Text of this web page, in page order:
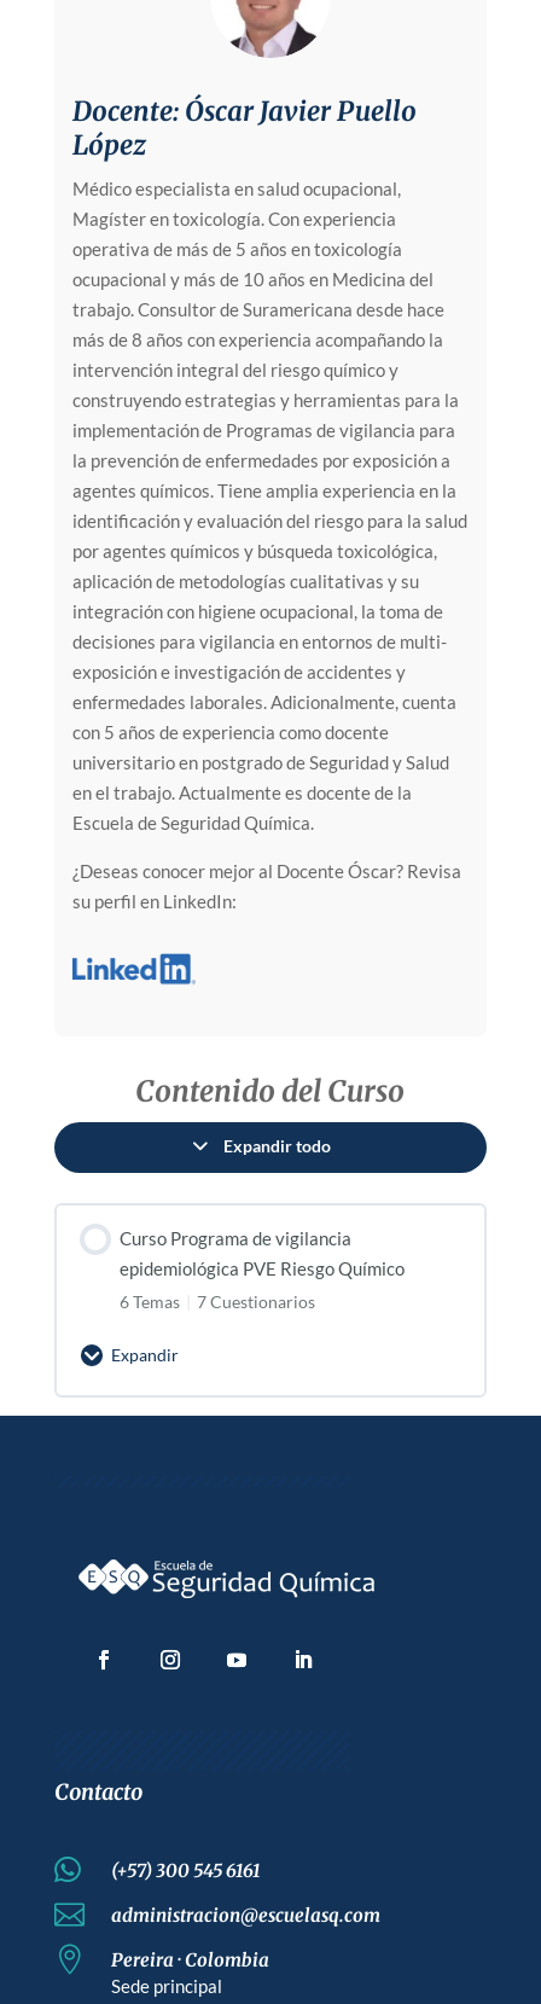
Docente: Óscar Javier Puello
López
Médico especialista en salud ocupacional,
Magíster en toxicología. Con experiencia
operativa de más de 5 años en toxicología
ocupacional y más de 10 años en Medicina del
trabajo. Consultor de Suramericana desde hace
más de 8 años con experiencia acompañando la
intervención integral del riesgo químico y
construyendo estrategias y herramientas para la
implementación de Programas de vigilancia para
la prevención de enfermedades por exposición a
agentes químicos. Tiene amplia experiencia en la
identificación y evaluación del riesgo para la salud
por agentes químicos y búsqueda toxicológica,
aplicación de metodologías cualitativas y su
integración con higiene ocupacional, la toma de
decisiones para vigilancia en entornos de multi-
exposición e investigación de accidentes y
enfermedades laborales. Adicionalmente, cuenta
con 5 años de experiencia como docente
universitario en postgrado de Seguridad y Salud
en el trabajo. Actualmente es docente de la
Escuela de Seguridad Química.
¿Deseas conocer mejor al Docente Óscar? Revisa
su perfil en LinkedIn:
Contenido del Curso
Expandir todo
Curso Programa de vigilancia
epidemiológica PVE Riesgo Químico
6 Temas 7 Cuestionarios
Expandir
Programa
Químico
Contacto
 (+57) 300 545 6161
 administracion@escuelasq.com
 Pereira · Colombia
Sede principal